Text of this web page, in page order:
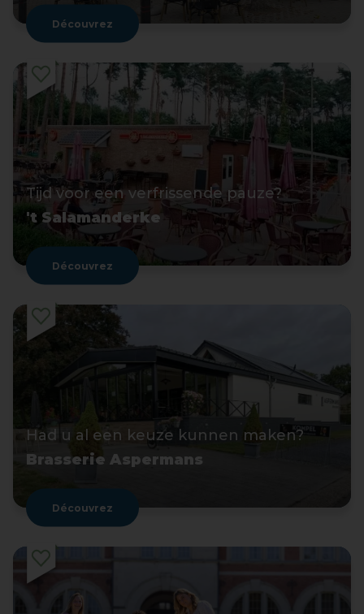
Découvrez
Tijd voor een verfrissende pauze?
't Salamanderke
Découvrez
Had u al een keuze kunnen maken?
Brasserie Aspermans
Découvrez